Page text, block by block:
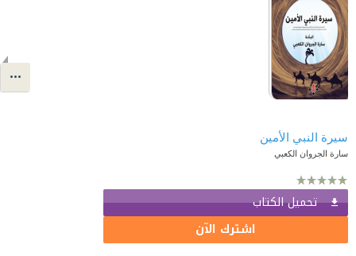
سيرة النبي الأمين
سارة الجروان الكعبي
تحميل الكتاب
اشترك الآن